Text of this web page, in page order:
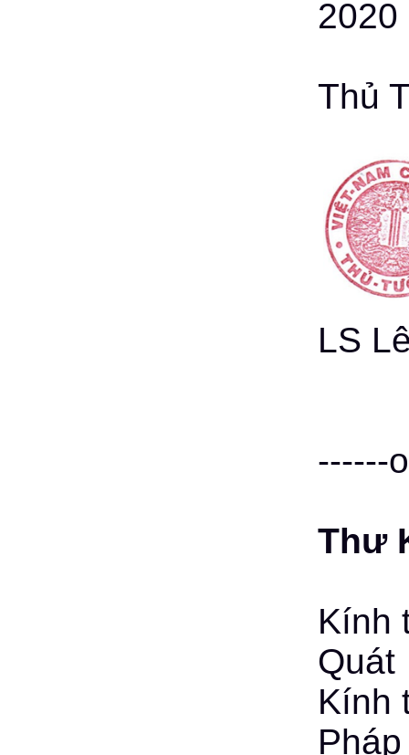
2020
Thủ
LS
------
Thư
Kính
Quát
Kính